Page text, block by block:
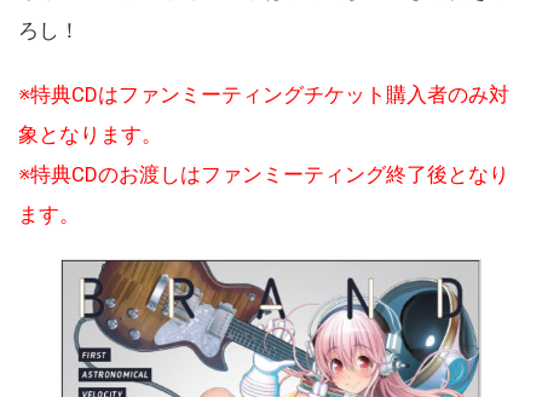
ろし！
※特典CDはファンミーティングチケット購入者のみ対
象となります。
※特典CDのお渡しはファンミーティング終了後となり
ます。